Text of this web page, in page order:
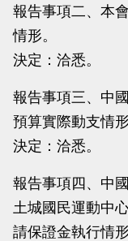
報告事項二、本
情形。
決定：洽悉。
報告事項三、中
預算實際動支情
決定：洽悉。
報告事項四、中
土城國民運動中
請保證金執行情